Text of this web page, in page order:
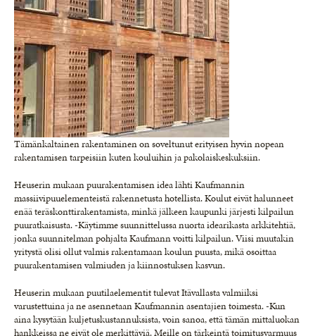
Tämänkaltainen rakentaminen on soveltunut erityisen hyvin nopean
rakentamisen tarpeisiin kuten kouluihin ja pakolaiskeskuksiin.
Heuserin mukaan puurakentamisen idea lähti Kaufmannin
massiivipuuelementeistä rakennetusta hotellista. Koulut eivät halunneet
enää teräskonttirakentamista, minkä jälkeen kaupunki järjesti kilpailun
puuratkaisusta. -Käytimme suunnittelussa nuorta idearikasta arkkitehtiä,
jonka suunnitelman pohjalta Kaufmann voitti kilpailun. Viisi muutakin
yritystä olisi ollut valmis rakentamaan koulun puusta, mikä osoittaa
puurakentamisen valmiuden ja kiinnostuksen kasvun.
Heuserin mukaan puutilaelementit tulevat Itävallasta valmiiksi
varustettuina ja ne asennetaan Kaufmannin asentajien toimesta. -Kun
aina kysytään kuljetuskustannuksista, voin sanoa, että tämän mittaluokan
hankkeissa ne eivät ole merkittäviä. Meille on tärkeintä toimitusvarmuus